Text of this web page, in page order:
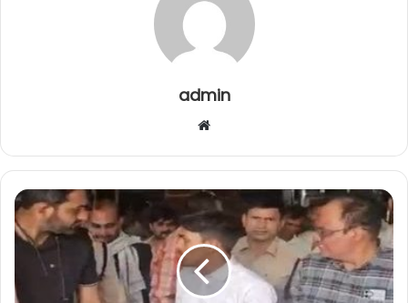
admin
Website